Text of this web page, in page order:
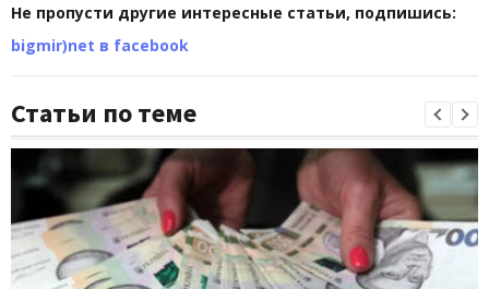
Не пропусти другие интересные статьи, подпишись:
bigmir)net в facebook
Статьи по теме